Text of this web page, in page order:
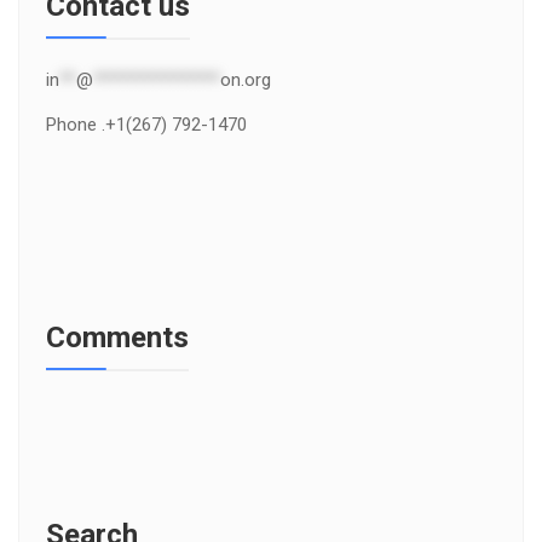
in @ on.org
Phone .+1(267) 792-1470
Comments
Search